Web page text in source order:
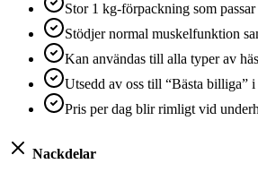
Stor 1 kg-förpackning som
Stödjer normal muskelfunktion
Kan användas till alla typer av
Utsedd av oss till “Bästa billiga”
Pris per dag blir rimligt vid
Nackdelar